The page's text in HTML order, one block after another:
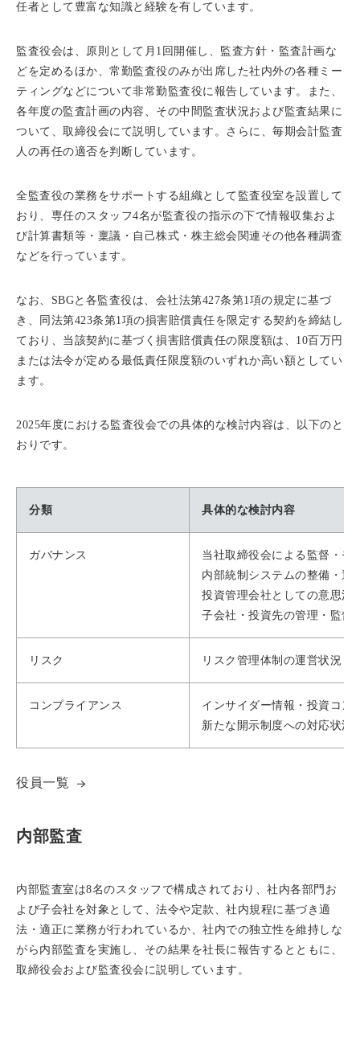
任者として豊富な知識と経験を有しています。
監査役会は、原則として月1回開催し、監査方針・監査計画な
どを定めるほか、常勤監査役のみが出席した社内外の各種ミー
ティングなどについて非常勤監査役に報告しています。また、
各年度の監査計画の内容、その中間監査状況および監査結果に
ついて、取締役会にて説明しています。さらに、毎期会計監査
人の再任の適否を判断しています。
全監査役の業務をサポートする組織として監査役室を設置して
おり、専任のスタッフ4名が監査役の指示の下で情報収集およ
び計算書類等・稟議・自己株式・株主総会関連その他各種調査
などを行っています。
なお、SBGと各監査役は、会社法第427条第1項の規定に基づ
き、同法第423条第1項の損害賠償責任を限定する契約を締結し
ており、当該契約に基づく損害賠償責任の限度額は、10百万円
または法令が定める最低責任限度額のいずれか高い額としてい
ます。
2025年度における監査役会での具体的な検討内容は、以下のと
おりです。
分類 具体的な検討内容
ガバナンス
当社取締役会による監督・モ
内部統制システムの整備・運
投資管理会社としての意思決
子会社・投資先の管理・監督
リスク リスク管理体制の運営状況
コンプライアンス
インサイダー情報・投資コン
新たな開示制度への対応状況
役員一覧
内部監査
内部監査室は8名のスタッフで構成されており、社内各部門お
よび子会社を対象として、法令や定款、社内規程に基づき適
法・適正に業務が行われているか、社内での独立性を維持しな
がら内部監査を実施し、その結果を社長に報告するとともに、
取締役会および監査役会に説明しています。